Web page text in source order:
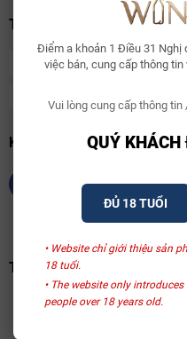
Điểm a khoản 1 Điều 31
việc bán, cung cấp thông
Vui lòng cung cấp thông
QUÝ
ĐỦ 18 TUỔI
• Website chỉ giới thiệu sản
18 tuổi.
• The website only
people over 18 years old.
THANH TOÁN
KẾT NỐI CHÚNG TÔI
TRANG VÀNG VIỆT NAM